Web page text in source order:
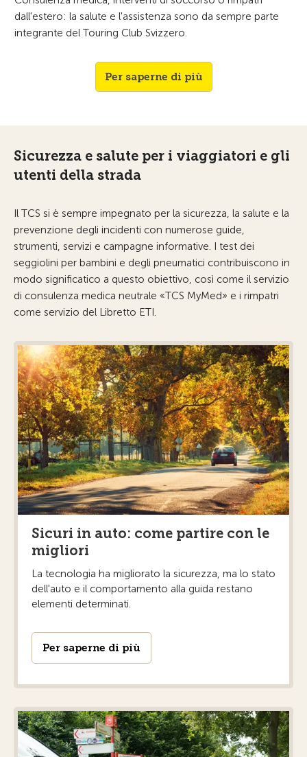
dall'estero: la salute e l'assistenza sono da sempre parte
integrante del Touring Club Svizzero.
Per saperne di più
Sicurezza e salute per i viaggiatori e gli
utenti della strada
Il TCS si è sempre impegnato per la sicurezza, la salute e la
prevenzione degli incidenti con numerose guide,
strumenti, servizi e campagne informative. I test dei
seggiolini per bambini e degli pneumatici contribuiscono in
modo significatico a questo obiettivo, così come il servizio
di consulenza medica neutrale «TCS MyMed» e i rimpatri
come servizio del Libretto ETI.
Sicuri in auto: come partire con le
migliori
La tecnologia ha migliorato la sicurezza, ma lo stato
dell'auto e il comportamento alla guida restano
elementi determinati.
Per saperne di più